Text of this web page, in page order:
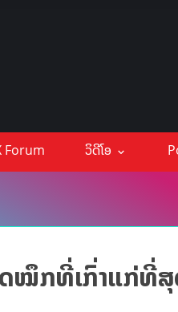
Forum ວິດີໂອ
ໝຶກທີ່ເກົ່າແກ່ທີ່ສຸ